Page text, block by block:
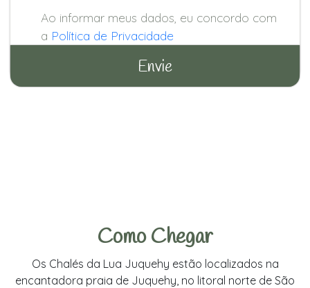
Ao informar meus dados, eu concordo com
a Política de Privacidade
Como Chegar
Os Chalés da Lua Juquehy estão localizados na
encantadora praia de Juquehy, no litoral norte de São